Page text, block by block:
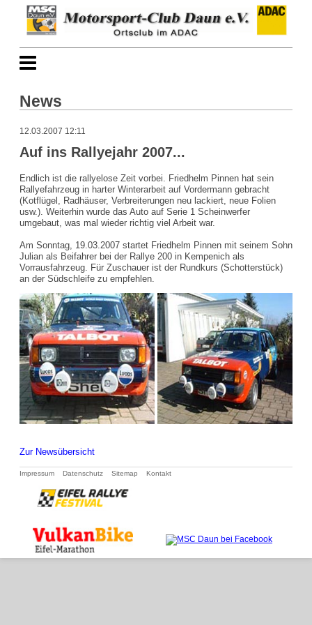
News
12.03.2007 12:11
Auf ins Rallyejahr 2007...
Endlich ist die rallyelose Zeit vorbei. Friedhelm Pinnen hat sein
Rallyefahrzeug in harter Winterarbeit auf Vordermann gebracht
(Kotflügel, Radhäuser, Verbreiterungen neu lackiert, neue Folien
usw.). Weiterhin wurde das Auto auf Serie 1 Scheinwerfer
umgebaut, was mal wieder richtig viel Arbeit war.
Am Sonntag, 19.03.2007 startet Friedhelm Pinnen mit seinem Sohn
Julian als Beifahrer bei der Rallye 200 in Kempenich als
Vorrausfahrzeug. Für Zuschauer ist der Rundkurs (Schotterstück)
an der Südschleife zu empfehlen.
Zur Newsübersicht
Navigation
Impressum Datenschutz Sitemap Kontakt